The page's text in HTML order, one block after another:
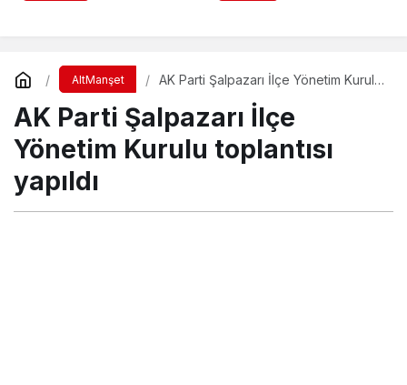
AltManşet
AK Parti Şalpazarı İlçe Yönetim Kurulu
AK Parti Şalpazarı İlçe
Yönetim Kurulu toplantısı
yapıldı